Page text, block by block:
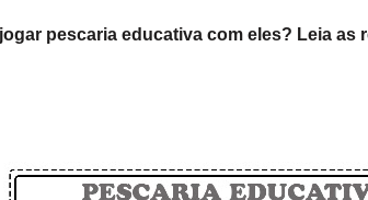
pescaria educativa com eles? Leia as